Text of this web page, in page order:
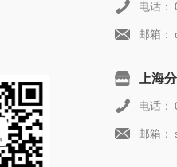
电话：
邮箱：
上海
电话：
邮箱：